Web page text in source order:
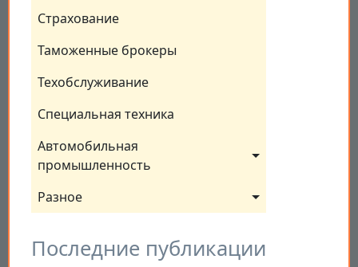
Страхование
Таможенные брокеры
Техобслуживание
Специальная техника
Автомобильная
промышленность
Разное
Последние публикации